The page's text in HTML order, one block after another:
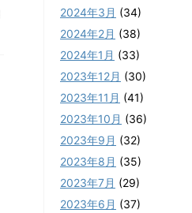
2024年3月 (34)
2024年2月 (38)
2024年1月 (33)
2023年12月 (30)
2023年11月 (41)
2023年10月 (36)
2023年9月 (32)
2023年8月 (35)
2023年7月 (29)
2023年6月 (37)